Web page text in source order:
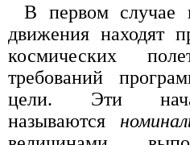
В первом случае
движения находят
космических
требований
цели. Эти
называются